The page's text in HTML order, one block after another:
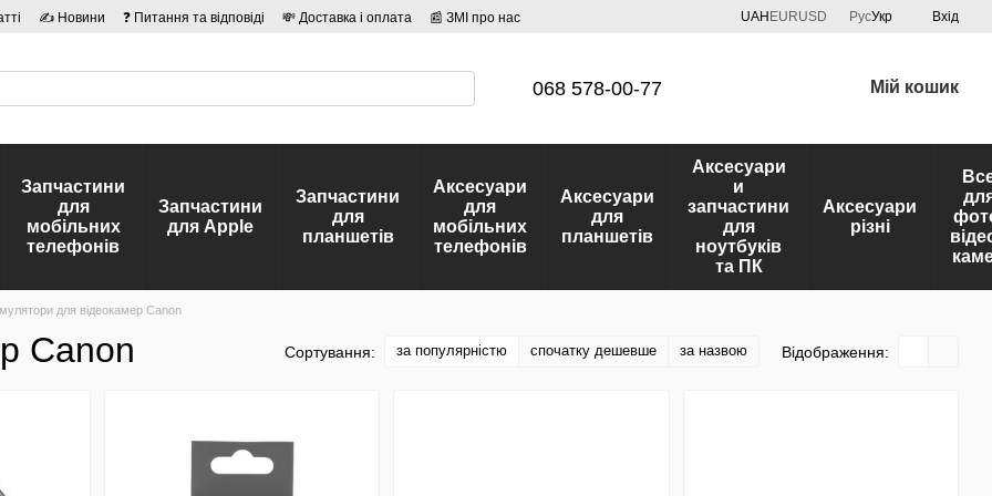
✍ Новини ❓ Питання та відповіді 💸 Доставка і оплата
📰 ЗМІ про нас
UAH EURUSD РусУкр Вхід
068 578-00-77 Мій кошик
Запчастини
для
мобільних
телефонів
Запчастини
для Apple
Запчастини
для
планшетів
Аксесуари
для
мобільних
телефонів
Аксесуари
для
планшетів
Аксесуари
и
запчастини
для
ноутбуків
та ПК
Аксесуари
різні
для відеокамер Canon
Canon Сортування: за популярністю спочатку дешевше за назвою Відображення: